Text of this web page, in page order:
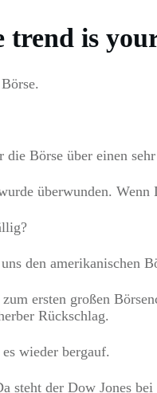
trend is
Börse über einen
überwunden.
den amerikanischen
zum ersten großen
Rückschlag.
wieder bergauf.
steht der Dow Jones